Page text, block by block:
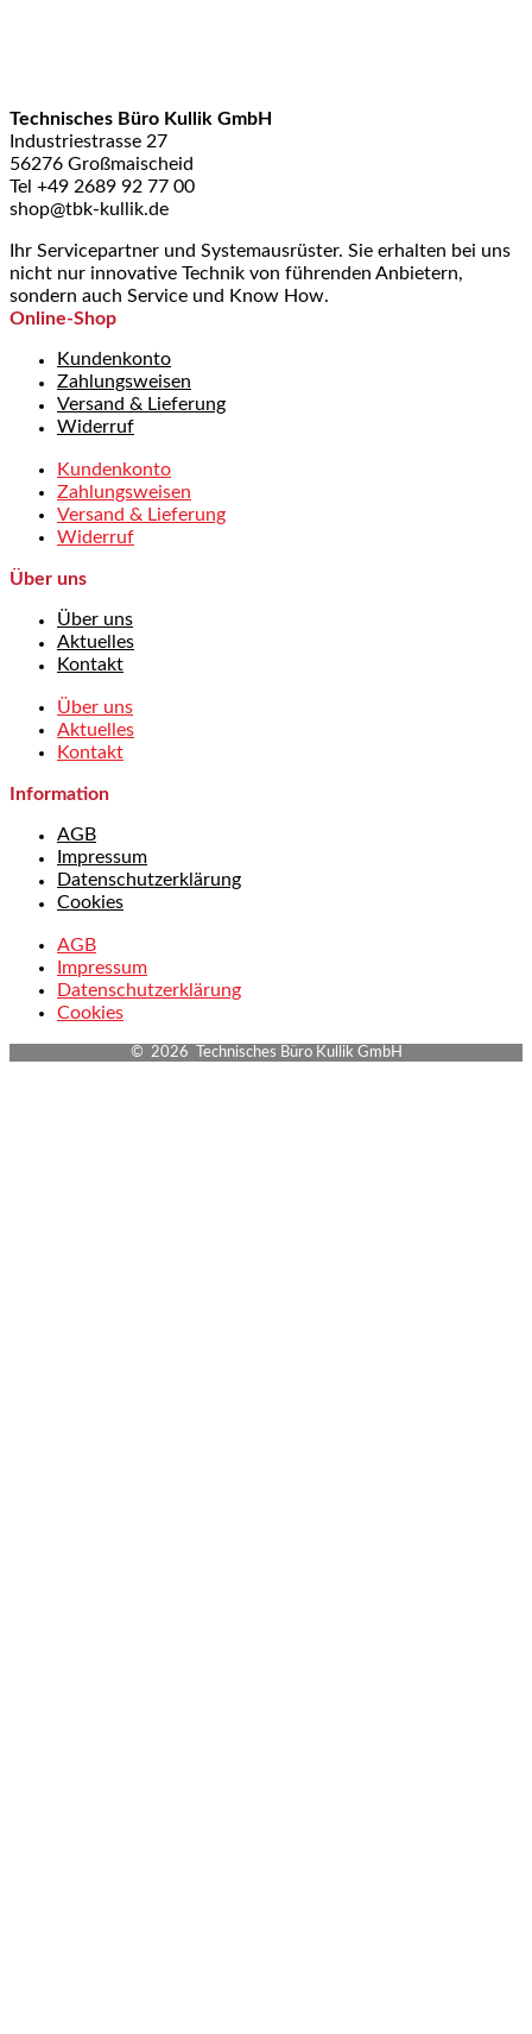
Technisches Büro Kullik GmbH
Industriestrasse 27
56276 Großmaischeid
Tel +49 2689 92 77 00
shop@tbk-kullik.de
Ihr Servicepartner und Systemausrüster. Sie erhalten bei uns
nicht nur innovative Technik von führenden Anbietern,
sondern auch Service und Know How.
Online-Shop
Kundenkonto
Zahlungsweisen
Versand & Lieferung
Widerruf
Kundenkonto
Zahlungsweisen
Versand & Lieferung
Widerruf
Über uns
Über uns
Aktuelles
Kontakt
Über uns
Aktuelles
Kontakt
Information
AGB
Impressum
Datenschutzerklärung
Cookies
AGB
Impressum
Datenschutzerklärung
Cookies
© 2026 Technisches Büro Kullik GmbH